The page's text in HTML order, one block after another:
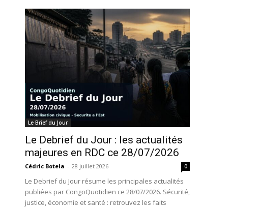
Le Brief du Jour
Le Debrief du Jour : les actualités
majeures en RDC ce 28/07/2026
Cédric Botela - 28 juillet 2026 0
Le Debrief du Jour résume les principales actualités
publiées par CongoQuotidien ce 28/07/2026. Sécurité,
justice, économie et santé : retrouvez les faits